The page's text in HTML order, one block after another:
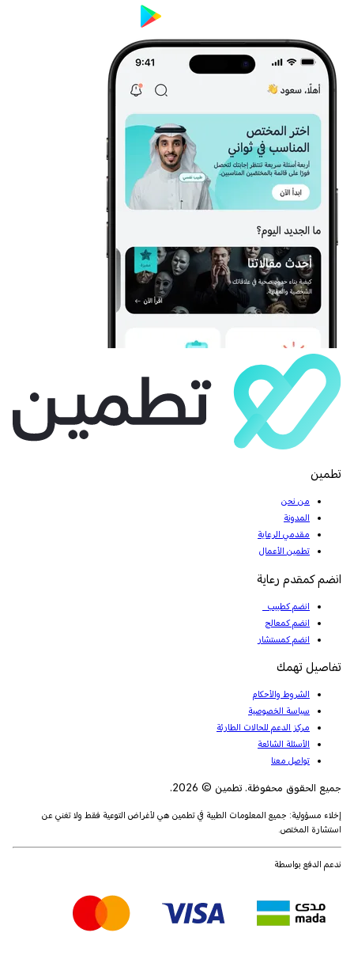
تطمين
من نحن
المدونة
مقدمي الرعاية
تطمين الأعمال
انضم كمقدم رعاية
انضم كطبيب
انضم كمعالج
انضم كمستشار
تفاصيل تهمك
الشروط والأحكام
سياسة الخصوصية
مركز الدعم للحالات الطارئة
الأسئلة الشائعة
تواصل معنا
جميع الحقوق محفوظة. تطمين © 2026.
إخلاء مسؤولية: جميع المعلومات الطبية في تطمين هي لأغراض التوعية فقط ولا تغني عن
استشارة المختص.
ندعم الدفع بواسطة